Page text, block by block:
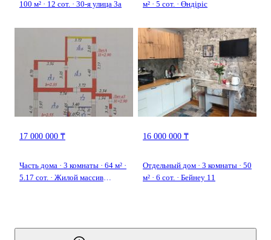
100 м² · 12 сот. · 30-я улица 3а
м² · 5 сот. · Өндіріс
17 000 000 ₸
Часть дома · 3 комнаты · 64 м² ·
5.17 сот. · Жилой массив
16 000 000 ₸
Отдельный дом · 3 комнаты · 50
м² · 6 сот. · Бейнеу 11